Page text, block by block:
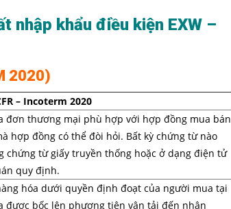
nhập khẩu điều kiện EXW –
2020)
– Incoterm 2020
đơn thương mại phù hợp với hợp đồng mua bán
hợp đồng có thể đòi hỏi. Bất kỳ chứng từ nào
chứng từ giấy truyền thống hoặc ở dạng điện tử
quy định.
hóa dưới quyền định đoạt của người mua tại
được bốc lên phương tiện vận tải đến nhận